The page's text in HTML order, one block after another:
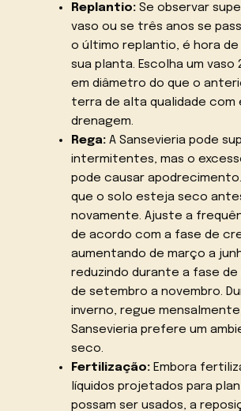
Replantio:Se observar
vaso ou se três anos se
o último replantio, é hora
sua planta. Escolha um vaso
em diâmetro do que o
terra de alta qualidade com
drenagem.
Rega:A Sansevieria pode
intermitentes, mas o
pode causar
que o solo esteja seco
novamente. Ajuste a
de acordo com a fase de
aumentando de março a
reduzindo durante a fase de
de setembro a novembro.
inverno, regue
Sansevieria prefere um
seco.
Fertilização:Embora
líquidos projetados para
possam ser usados, a